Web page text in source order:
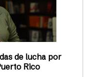
de lucha por
Rico